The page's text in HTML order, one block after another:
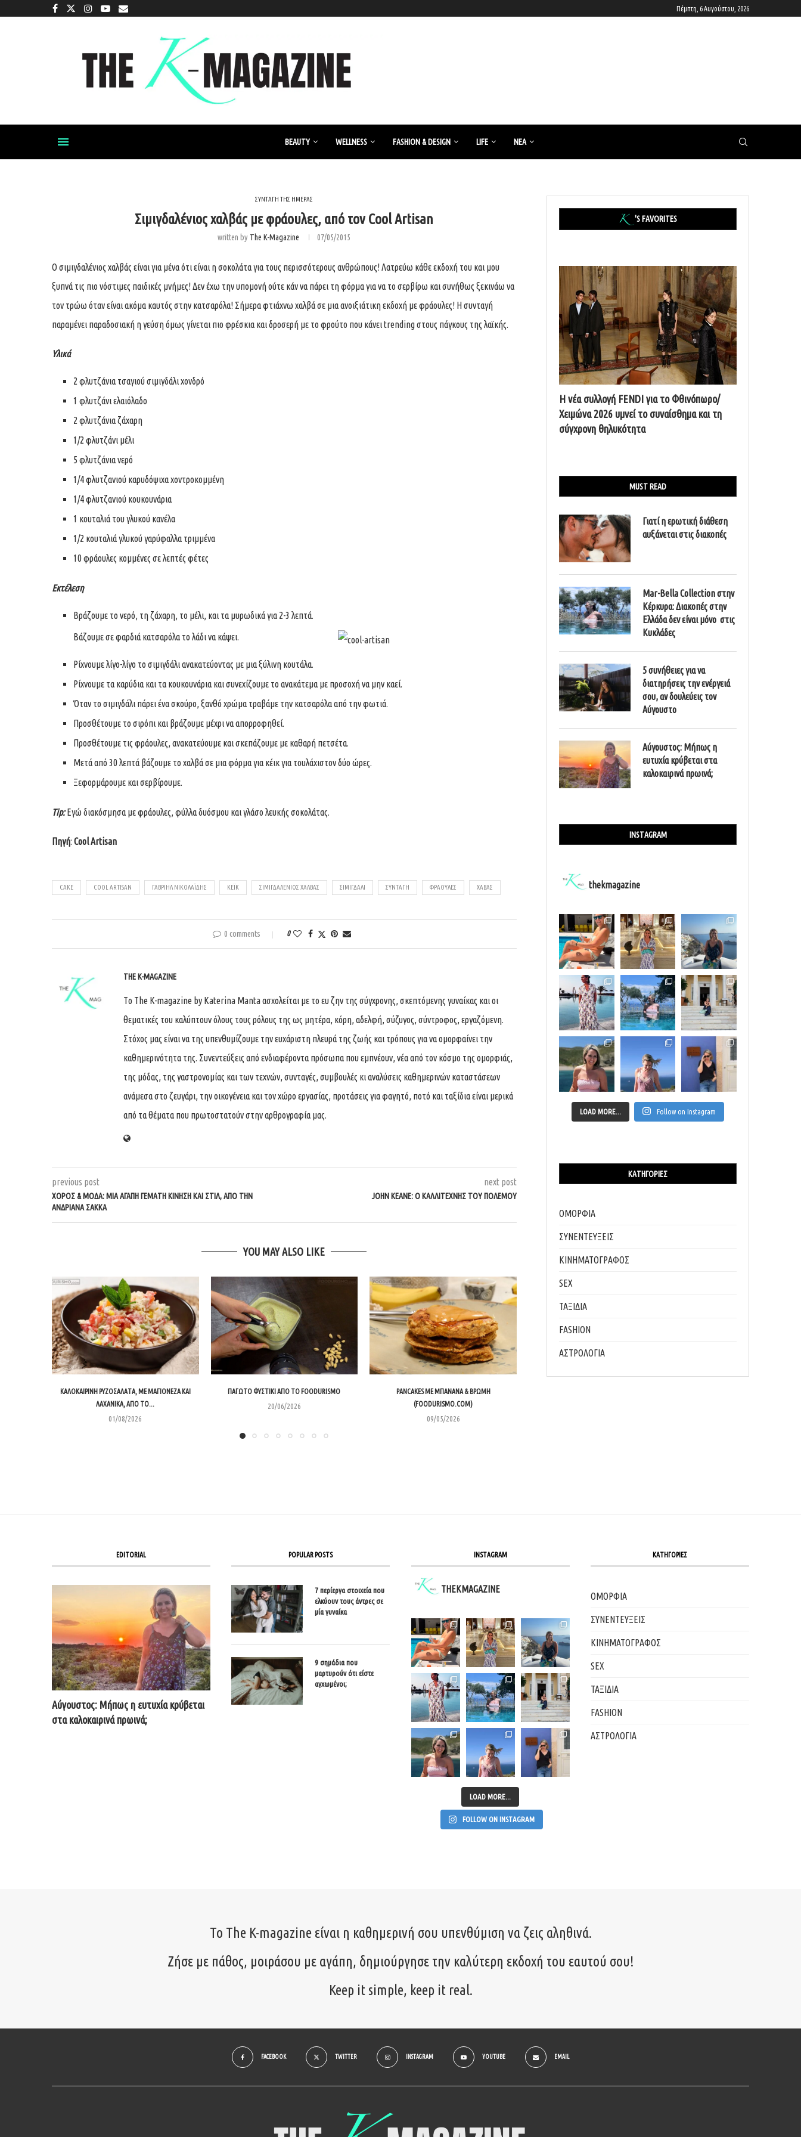
Πέμπτη, 6 Αυγούστου, 2026
BEAUTY WELLNESS FASHION & DESIGN LIFE ΝΈΑ
ΣΥΝΤΑΓΗ ΤΗΣ ΗΜΕΡΑΣ
Σιμιγδαλένιος χαλβάς με φράουλες, από τον Cool Artisan
written by The K-Magazine 07/05/2015
Ο σιμιγδαλένιος χαλβάς είναι για μένα ότι είναι η σοκολάτα για τους περισσότερους ανθρώπους! Λατρεύω κάθε εκδοχή του και μου
ξυπνά τις πιο νόστιμες παιδικές μνήμες! Δεν έχω την υπομονή ούτε κάν να πάρει τη φόρμα για να το σερβίρω και συνήθως ξεκινάω να
τον τρώω όταν είναι ακόμα καυτός στην κατσαρόλα! Σήμερα φτιάχνω χαλβά σε μια ανοιξιάτικη εκδοχή με φράουλες! Η συνταγή
παραμένει παραδοσιακή η γεύση όμως γίνεται πιο φρέσκια και δροσερή με το φρούτο που κάνει trending στους πάγκους της λαϊκής.
Υλικά
2 φλυτζάνια τσαγιού σιμιγδάλι χονδρό
1 φλυτζάνι ελαιόλαδο
2 φλυτζάνια ζάχαρη
1/2 φλυτζάνι μέλι
5 φλυτζάνια νερό
1/4 φλυτζανιού καρυδόψιχα χοντροκομμένη
1/4 φλυτζανιού κουκουνάρια
1 κουταλιά του γλυκού κανέλα
1/2 κουταλιά γλυκού γαρύφαλλα τριμμένα
10 φράουλες κομμένες σε λεπτές φέτες
Εκτέλεση
Βράζουμε το νερό, τη ζάχαρη, το μέλι, και τα μυρωδικά για 2-3 λεπτά.
Βάζουμε σε φαρδιά κατσαρόλα το λάδι να κάψει.
Ρίχνουμε λίγο-λίγο το σιμιγδάλι ανακατεύοντας με μια ξύλινη κουτάλα.
Ρίχνουμε τα καρύδια και τα κουκουνάρια και συνεχίζουμε το ανακάτεμα με προσοχή να μην καεί.
Όταν το σιμιγδάλι πάρει ένα σκούρο, ξανθό χρώμα τραβάμε την κατσαρόλα από την φωτιά.
Προσθέτουμε το σιρόπι και βράζουμε μέχρι να απορροφηθεί.
Προσθέτουμε τις φράουλες, ανακατεύουμε και σκεπάζουμε με καθαρή πετσέτα.
Μετά από 30 λεπτά βάζουμε το χαλβά σε μια φόρμα για κέικ για τουλάχιστον δύο ώρες.
Ξεφορμάρουμε και σερβίρουμε.
Tip: Εγώ διακόσμησα με φράουλες, φύλλα δυόσμου και γλάσο λευκής σοκολάτας.
Πηγή: Cool Artisan
CAKE COOL ARTISAN ΓΑΒΡΙΉΛ ΝΙΚΟΛΑΪΔΗΣ ΚΕΪΚ ΣΙΜΙΓΔΑΛΈΝΙΟΣ ΧΑΛΒΆΣ ΣΙΜΙΓΔΆΛΙ ΣΥΝΤΑΓΉ ΦΡΆΟΥΛΕΣ ΧΑΒΆΣ
0 comments 0
THE K-MAGAZINE
Tο The K-magazine by Katerina Manta ασχολείται με το ευ ζην της σύγχρονης, σκεπτόμενης γυναίκας και οι
θεματικές του καλύπτουν όλους τους ρόλους της ως μητέρα, κόρη, αδελφή, σύζυγος, σύντροφος, εργαζόμενη.
Στόχος μας είναι να της υπενθυμίζουμε την ευχάριστη πλευρά της ζωής και τρόπους για να ομορφαίνει την
καθημερινότητα της. Συνεντεύξεις από ενδιαφέροντα πρόσωπα που εμπνέουν, νέα από τον κόσμο της ομορφιάς,
της μόδας, της γαστρονομίας και των τεχνών, συνταγές, συμβουλές κι αναλύσεις καθημερινών καταστάσεων
ανάμεσα στο ζευγάρι, την οικογένεια και τον χώρο εργασίας, προτάσεις για φαγητό, ποτό και ταξίδια είναι μερικά
από τα θέματα που πρωτοστατούν στην αρθρογραφία μας.
previous post
ΧΟΡΌΣ & ΜΌΔΑ: ΜΙΑ ΑΓΆΠΗ ΓΕΜΆΤΗ ΚΊΝΗΣΗ ΚΑΙ ΣΤΙΛ, ΑΠΌ ΤΗΝ
ΑΝΔΡΙΆΝΑ ΣΑΚΚΆ
next post
JOHN KEANE: Ο ΚΑΛΛΙΤΈΧΝΗΣ ΤΟΥ ΠΟΛΈΜΟΥ
YOU MAY ALSO LIKE
ΚΑΛΟΚΑΙΡΙΝΉ ΡΥΖΟΣΑΛΆΤΑ, ΜΕ ΜΑΓΙΟΝΈΖΑ ΚΑΙ
ΛΑΧΑΝΙΚΆ, ΑΠΌ ΤΟ...
01/08/2026
ΠΑΓΩΤΌ ΦΥΣΤΊΚΙ ΑΠΌ ΤΟ FOODURISMO
20/06/2026
PANCAKES ΜΕ ΜΠΑΝΆΝΑ & ΒΡΏΜΗ
(FOODURISMO.COM)
09/05/2026
'S FAVORITES
Η νέα συλλογή FENDI για το Φθινόπωρο/
Χειμώνα 2026 υμνεί το συναίσθημα και τη
σύγχρονη θηλυκότητα
MUST READ
Γιατί η ερωτική διάθεση
αυξάνεται στις διακοπές
Mar-Bella Collection στην
Κέρκυρα: Διακοπές στην
Ελλάδα δεν είναι μόνο στις
Κυκλάδες
5 συνήθειες για να
διατηρήσεις την ενέργειά
σου, αν δουλεύεις τον
Αύγουστο
Αύγουστος: Μήπως η
ευτυχία κρύβεται στα
καλοκαιρινά πρωινά;
INSTAGRAM
thekmagazine
LOAD MORE... Follow on Instagram
ΚΑΤΗΓΟΡΊΕΣ
ΟΜΟΡΦΙΑ
ΣΥΝΕΝΤΕΥΞΕΙΣ
ΚΙΝΗΜΑΤΟΓΡΑΦΟΣ
SEX
ΤΑΞΙΔΙΑ
FASHION
ΑΣΤΡΟΛΟΓΙΑ
EDITORIAL
Αύγουστος: Μήπως η ευτυχία κρύβεται
στα καλοκαιρινά πρωινά;
POPULAR POSTS
7 περίεργα στοιχεία που
ελκύουν τους άντρες σε
μία γυναίκα
9 σημάδια που
μαρτυρούν ότι είστε
αγχωμένοι;
INSTAGRAM
THEKMAGAZINE
LOAD MORE...
FOLLOW ON INSTAGRAM
ΚΑΤΗΓΟΡΙΕΣ
ΟΜΟΡΦΙΑ
ΣΥΝΕΝΤΕΥΞΕΙΣ
ΚΙΝΗΜΑΤΟΓΡΑΦΟΣ
SEX
ΤΑΞΙΔΙΑ
FASHION
ΑΣΤΡΟΛΟΓΙΑ
Το The K-magazine είναι η καθημερινή σου υπενθύμιση να ζεις αληθινά.
Ζήσε με πάθος, μοιράσου με αγάπη, δημιούργησε την καλύτερη εκδοχή του εαυτού σου!
Keep it simple, keep it real.
FACEBOOK TWITTER INSTAGRAM YOUTUBE EMAIL